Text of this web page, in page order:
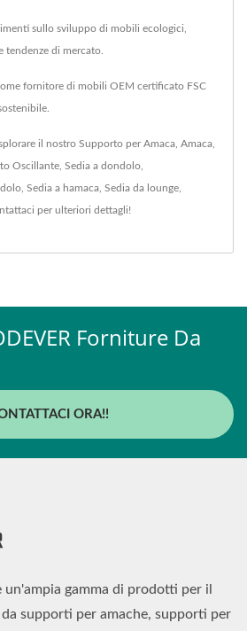
sullo sviluppo di mobili ecologici,
tendenze di mercato.
fornitore di mobili OEM certificato FSC
il nostro Supporto per Amaca, Amaca,
Oscillante, Sedia a dondolo,
, Sedia a hamaca, Sedia da lounge,
per ulteriori dettagli!
Forniture Da
ORA!!
gamma di prodotti per il
supporti per amache, supporti per